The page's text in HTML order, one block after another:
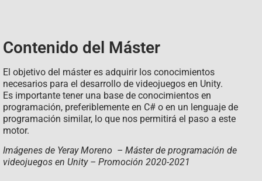
Contenido del Máster
El objetivo del máster es adquirir los conocimientos
necesarios para el desarrollo de videojuegos en Unity.
Es importante tener una base de conocimientos en
programación, preferiblemente en C# o en un lenguaje de
programación similar, lo que nos permitirá el paso a este
motor.
Imágenes de Yeray Moreno – Máster de programación de
videojuegos en Unity – Promoción 2020-2021